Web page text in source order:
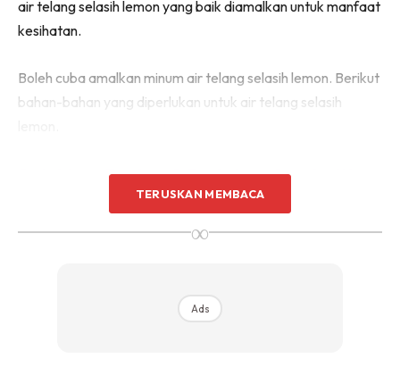
air telang selasih lemon yang baik diamalkan untuk manfaat
kesihatan.
Boleh cuba amalkan minum air telang selasih lemon. Berikut
bahan-bahan yang diperlukan untuk air telang selasih
Sejukkan Badan & Redakan Sembelit
TERUSKAN MEMBACA
∞
Ads